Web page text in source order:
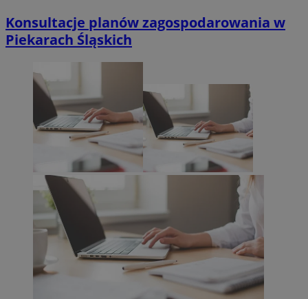
Konsultacje planów zagospodarowania w
Piekarach Śląskich